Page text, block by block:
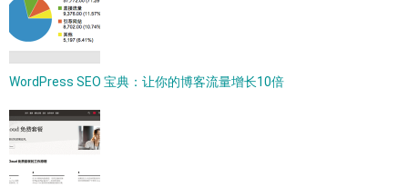
WordPress SEO 宝典：让你的博客流量增长10倍